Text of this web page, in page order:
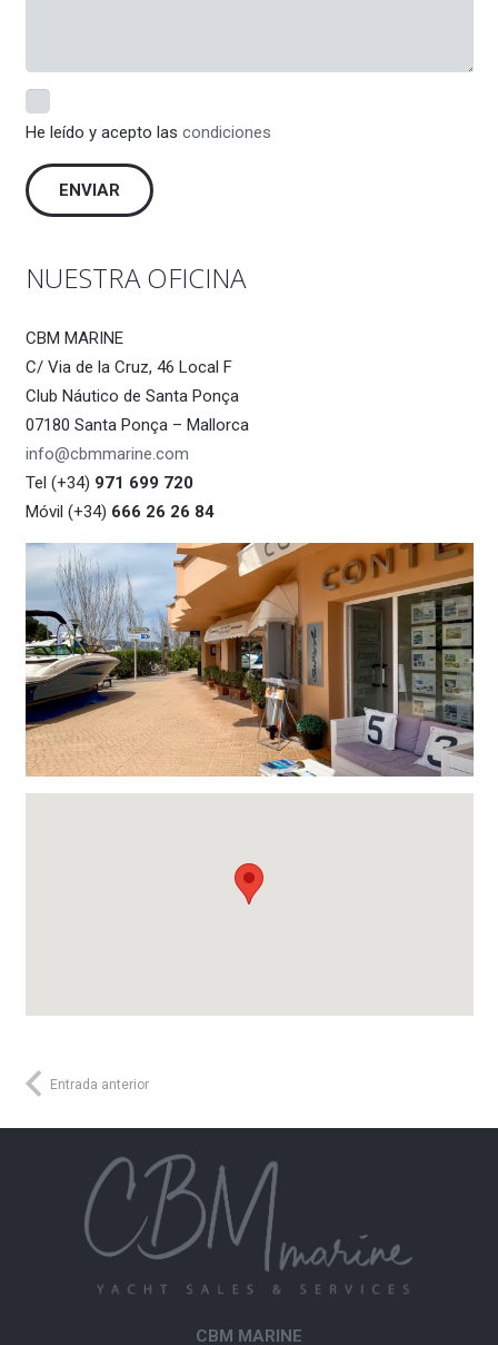
He leído y acepto las condiciones
NUESTRA OFICINA
CBM MARINE
C/ Via de la Cruz, 46 Local F
Club Náutico de Santa Ponça
07180 Santa Ponça – Mallorca
info@cbmmarine.com
Tel (+34) 971 699 720
Móvil (+34) 666 26 26 84
Entrada anterior
CBM MARINE